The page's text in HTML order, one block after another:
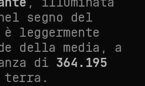
segno del
leggermente
della media , a
di 364.195
terra.